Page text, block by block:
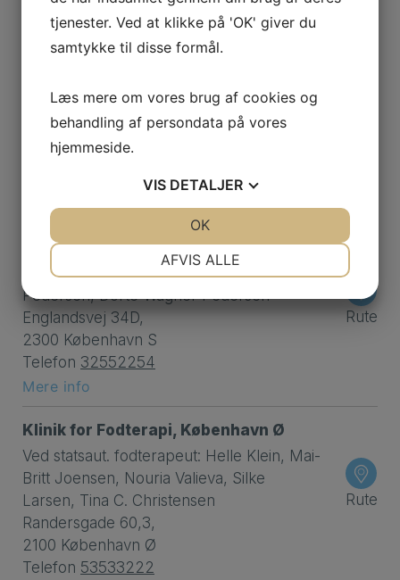
Mobil30268180
Mere info
Klinik for Fodterapi, Frederiksberg C
Ved statsaut. fodterapeut: Aja Stender
Frederiksberg Alle 54,
1820 Frederiksberg C
30268180
Mere info
Klinik for Fodterapi, København S
Ved statsaut. fodterapeut: Joyce
Pedersen, Dorte Wagner Pedersen
Englandsvej 34D,
2300 København S
Telefon 32552254
Mere info
Rute
Klinik for Fodterapi, København Ø
Ved statsaut. fodterapeut: Helle Klein, Mai-
Britt Joensen, Nouria Valieva, Silke
Larsen, Tina C. Christensen
Randersgade 60,3,
2100 København Ø
Telefon 53533222
Rute
tjenester. Ved at klikke på 'OK' giver du
samtykke til disse formål.
Læs mere om vores brug af cookies og
behandling af persondata på vores
hjemmeside.
VIS DETALJER
MARKETING
AFVIS ALLE
OK